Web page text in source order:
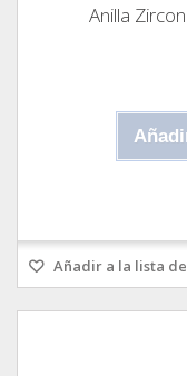
Anilla
Añadir a la lista